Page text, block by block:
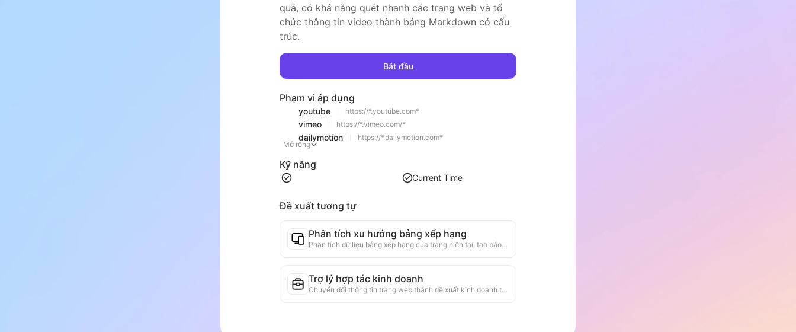
quả, có khả năng quét nhanh các trang web và tổ
chức thông tin video thành bảng Markdown có cấu
trúc.
Bắt đầu
Phạm vi áp dụng
youtube https://*.youtube.com*
vimeo https://*.vimeo.com/*
dailymotion
https://*.dailymotion.com*
Mở rộng
Kỹ năng
Current Time
Đề xuất tương tự
Phân tích xu hướng bảng xếp hạng
Phân tích dữ liệu bảng xếp hạng của trang hiện tại, tạo báo cáo xu hướng. Nhận diện các loại sản phẩm phổ biến, các loại sản phẩm đang tăng nhanh và công nghệ mới nổi. Cung cấp cái nhìn thị trường ngay lập tức, giúp bạn hiểu xu hướng sản phẩm mới nhất và động thái thị trường.
Trợ lý hợp tác kinh doanh
Chuyển đổi thông tin trang web thành đề xuất kinh doanh tùy chỉnh, tin nhắn hợp tác, cung cấp mẫu sẵn có và hướng dẫn theo dõi, đơn giản hóa quy trình hợp tác.